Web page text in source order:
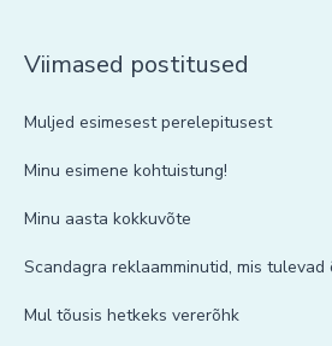
Viimased postitused
Muljed esimesest perelepitusest
Minu esimene kohtuistung!
Minu aasta kokkuvõte
Scandagra reklaamminutid, mis tulevad
Mul tõusis hetkeks vererõhk